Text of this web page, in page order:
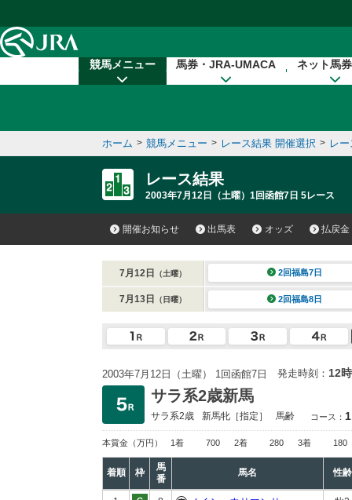
競馬メニュー 馬券・JRA-UMACA ネット馬
ホーム > 競馬メニュー > レース結果 開催選択 > レ
レース結果
2003年7月12日（土曜）1回函館7日 5レース
開催お知らせ 出馬表 オッズ 払戻金
7月12日 （土曜） 2回福島7日
7月13日 （日曜） 2回福島8日
2003年7月12日（土曜） 1回函館7日 発走時刻： 12
サラ系2歳新馬
サラ系2歳 新馬牝［指定］ 馬齢 コース：
本賞金 （万円） 1着 700 2着 280 3着 180
着順 枠
馬
番
馬名 性齢